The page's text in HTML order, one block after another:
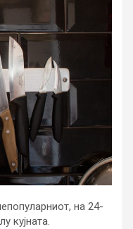
на 24-
кујната.